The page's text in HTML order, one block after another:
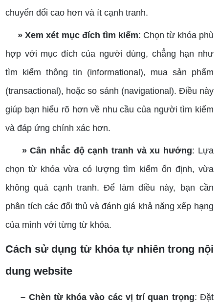
chuyển đổi cao hơn và ít cạnh tranh.
» Xem xét mục đích tìm kiếm: Chọn từ khóa phù
hợp với mục đích của người dùng, chẳng hạn như
tìm kiếm thông tin (informational), mua sản phẩm
(transactional), hoặc so sánh (navigational). Điều này
giúp bạn hiểu rõ hơn về nhu cầu của người tìm kiếm
và đáp ứng chính xác hơn.
» Cân nhắc độ cạnh tranh và xu hướng: Lựa
chọn từ khóa vừa có lượng tìm kiếm ổn định, vừa
không quá cạnh tranh. Để làm điều này, bạn cần
phân tích các đối thủ và đánh giá khả năng xếp hạng
của mình với từng từ khóa.
Cách sử dụng từ khóa tự nhiên trong nội
dung website
– Chèn từ khóa vào các vị trí quan trọng: Đặt